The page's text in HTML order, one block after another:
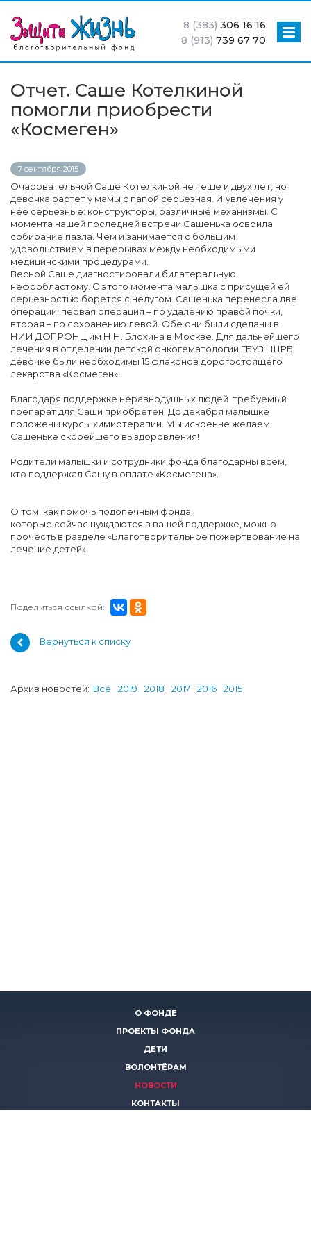
8 (383) 306 16 16
8 (913) 739 67 70
Отчет. Саше Котелкиной
помогли приобрести
«Космеген»
7 сентября 2015
Очаровательной Саше Котелкиной нет еще и двух лет, но
девочка растет у мамы с папой серьезная. И увлечения у
нее серьезные: конструкторы, различные механизмы. С
момента нашей последней встречи Сашенька освоила
собирание пазла. Чем и занимается с большим
удовольствием в перерывах между необходимыми
медицинскими процедурами.
Весной Саше диагностировали билатеральную
нефробластому. С этого момента малышка с присущей ей
серьезностью борется с недугом. Сашенька перенесла две
операции: первая операция – по удалению правой почки,
вторая – по сохранению левой. Обе они были сделаны в
НИИ ДОГ РОНЦ им Н.Н. Блохина в Москве. Для дальнейшего
лечения в отделении детской онкогематологии ГБУЗ НЦРБ
девочке были необходимы 15 флаконов дорогостоящего
лекарства «Космеген».
Благодаря поддержке неравнодушных людей требуемый
препарат для Саши приобретен. До декабря малышке
положены курсы химиотерапии. Мы искренне желаем
Сашеньке скорейшего выздоровления!
Родители малышки и сотрудники фонда благодарны всем,
кто поддержал Сашу в оплате «Космегена».
О том, как помочь подопечным фонда,
которые сейчас нуждаются в вашей поддержке, можно
прочесть в разделе «Благотворительное пожертвование на
лечение детей».
Поделиться ссылкой:
Вернуться к списку
Архив новостей: Все 2019 2018 2017 2016 2015
О ФОНДЕ
ПРОЕКТЫ ФОНДА
ДЕТИ
ВОЛОНТЁРАМ
НОВОСТИ
КОНТАКТЫ